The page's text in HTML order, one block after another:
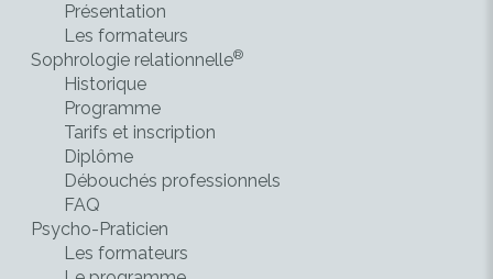
Présentation
Les formateurs
Sophrologie relationnelle®
Historique
Programme
Tarifs et inscription
Diplôme
Débouchés professionnels
FAQ
Psycho-Praticien
Les formateurs